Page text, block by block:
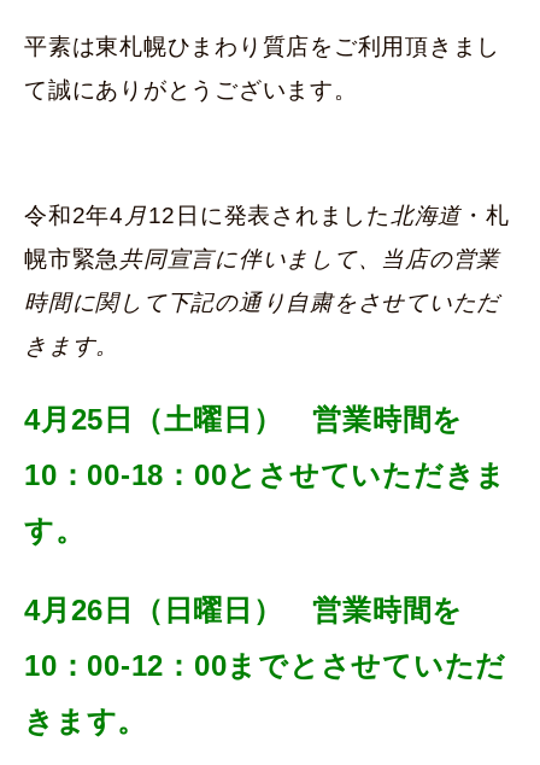
土曜日 10：00～13：00
定休日／ 火曜日・祝日
平素は東札幌ひまわり質店をご利用頂きまし
て誠にありがとうございます。
令和2年4 月12日に発表されました 北海道 ・札
幌市緊急共同宣言に伴いまして、当店の営業
時間に関して下記の通り自粛をさせていただ
きます。
4月25日（土曜日） 営業時間を
10：00-18：00とさせていただきま
す。
4月26日（日曜日） 営業時間を
10：00-12：00までとさせていただ
きます。